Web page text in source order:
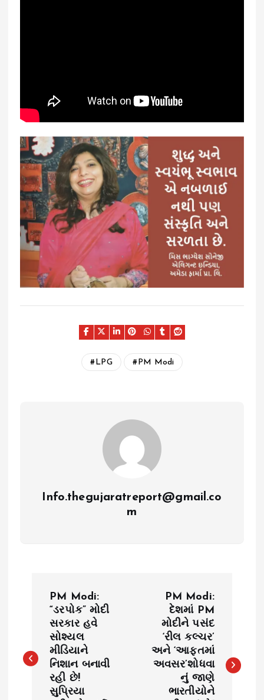
LPG PM Modi
Info.thegujaratreport@gmail.co
m
t
PM Modi:
“ડરપોક” મોદી
સરકાર હવે
સોશ્યલ
મીડિયાને
નિશાન બનાવી
રહી છે!
સુપ્રિયા
PM Modi:
દેશમાં PM
મોદીને પસંદ
‘રીલ કલ્ચર’
અને ‘આફતમાં
અવસર’શોધવા
નું જાણે
ભારતીયોને